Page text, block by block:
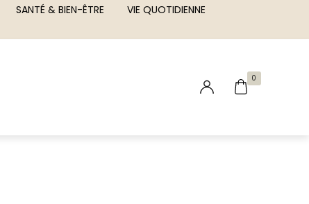
SANTÉ & BIEN-ÊTRE
VIE QUOTIDIENNE
0